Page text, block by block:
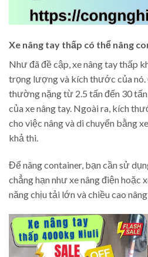
Xe nâng tay thấp có thể nâng
Như đã đề cập, xe nâng tay thấp
trọng lượng và kích thước của nó.
thường nặng từ 2.5 tấn đến 30
của xe nâng tay. Ngoài ra, kích
cho việc nâng và di chuyển bằng
khả thi.
Để nâng container, bạn cần sử
chẳng hạn như xe nâng điện hoặc
năng chịu tải lớn và chiều cao